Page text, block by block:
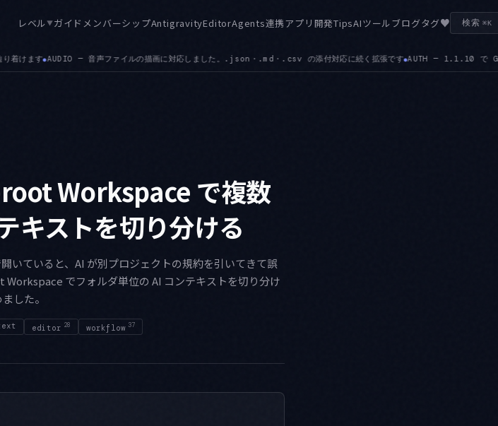
レベル▼ガイド メンバーシップAntigravityEditorAgents連携アプリ開発TipsAIツールブログタグ♥ 検索 ⌘K
・.md・.csv の添付対応に続く拡張です● AUTH — 1.1.10 で Gemini Enterprise Business のサインインと、
Workspace で複数
キストを切り分ける
いていると、AI が別プロジェクトの規約を引いてきて誤
でフォルダ単位の AI コンテキストを切り分け
した。
editor 28 workflow 37